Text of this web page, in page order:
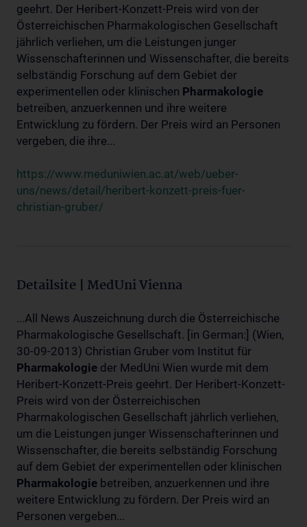
geehrt. Der Heribert-Konzett-Preis wird von der
Österreichischen Pharmakologischen Gesellschaft
jährlich verliehen, um die Leistungen junger
Wissenschafterinnen und Wissenschafter, die bereits
selbständig Forschung auf dem Gebiet der
experimentellen oder klinischen Pharmakologie
betreiben, anzuerkennen und ihre weitere
Entwicklung zu fördern. Der Preis wird an Personen
vergeben, die ihre...
https://www.meduniwien.ac.at/web/ueber-
uns/news/detail/heribert-konzett-preis-fuer-
christian-gruber/
Detailsite | MedUni Vienna
...All News Auszeichnung durch die Österreichische
Pharmakologische Gesellschaft. [in German:] (Wien,
30-09-2013) Christian Gruber vom Institut für
Pharmakologie der MedUni Wien wurde mit dem
Heribert-Konzett-Preis geehrt. Der Heribert-Konzett-
Preis wird von der Österreichischen
Pharmakologischen Gesellschaft jährlich verliehen,
um die Leistungen junger Wissenschafterinnen und
Wissenschafter, die bereits selbständig Forschung
auf dem Gebiet der experimentellen oder klinischen
Pharmakologie betreiben, anzuerkennen und ihre
weitere Entwicklung zu fördern. Der Preis wird an
Personen vergeben...